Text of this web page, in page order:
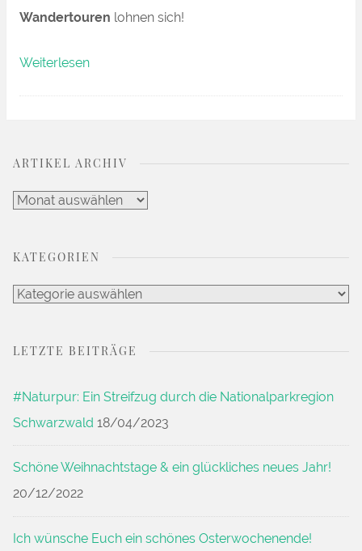
Wandertouren lohnen sich!
Weiterlesen„Silberberg,
Harlachberg:
die
um
ARTIKEL ARCHIV
Artikel
KATEGORIEN
Kategorien
LETZTE BEITRÄGE
#Naturpur: Ein Streifzug durch die Nationalparkregion
Schwarzwald 18/04/2023
Schöne Weihnachtstage & ein glückliches neues Jahr!
20/12/2022
Ich wünsche Euch ein schönes Osterwochenende!